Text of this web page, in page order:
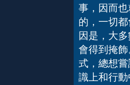
事，因而
的，一切
因是，大
會得到掩
式，總想
識上和行